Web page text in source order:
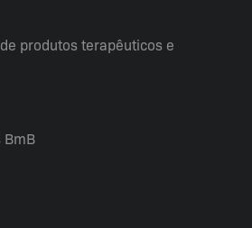
produtos terapêuticos e
BmB